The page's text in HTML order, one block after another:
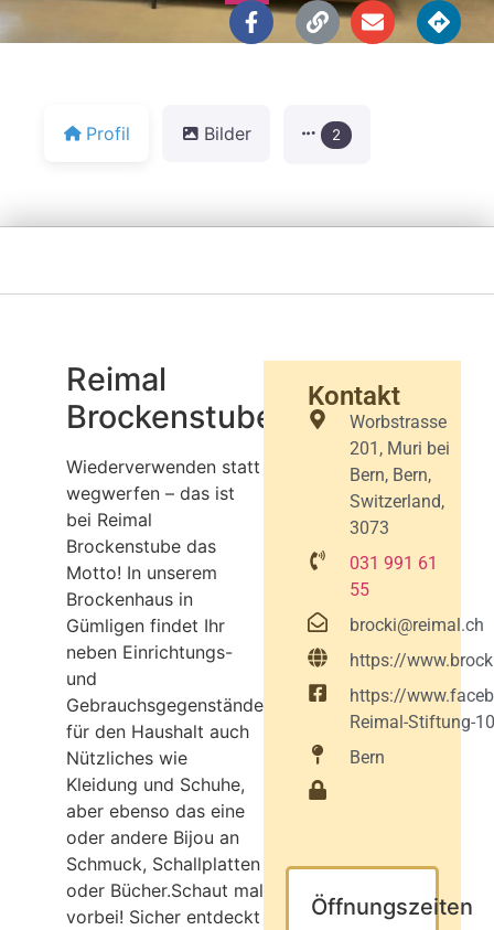
Profil Bilder 2
Reimal
Brockenstube
Wiederverwenden statt
wegwerfen – das ist
bei Reimal
Brockenstube das
Motto! In unserem
Brockenhaus in
Gümligen findet Ihr
neben Einrichtungs-
und
Gebrauchsgegenständen
für den Haushalt auch
Nützliches wie
Kleidung und Schuhe,
aber ebenso das eine
oder andere Bijou an
Schmuck, Schallplatten
oder Bücher.Schaut mal
vorbei! Sicher entdeckt
Kontakt
Worbstrasse
201, Muri bei
Bern, Bern,
Switzerland,
3073
031 991 61
55
brocki@reimal.ch
https://
https://
Reimal-Stiftung-
Bern
Öffnungszeiten